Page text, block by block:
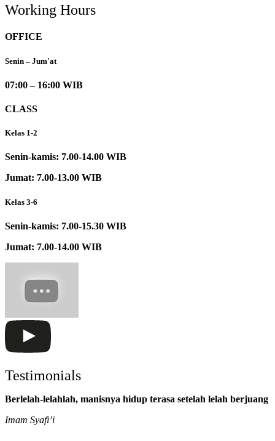
Working Hours
OFFICE
Senin – Jum'at
07:00 – 16:00 WIB
CLASS
Kelas 1-2
Senin-kamis: 7.00-14.00 WIB
Jumat: 7.00-13.00 WIB
Kelas 3-6
Senin-kamis: 7.00-15.30 WIB
Jumat: 7.00-14.00 WIB
Testimonials
Berlelah-lelahlah, manisnya hidup terasa setelah lelah berjuang
Imam Syafi’i